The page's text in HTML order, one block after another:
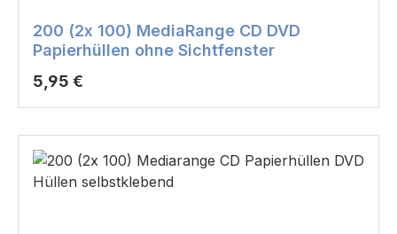
200 (2x 100) MediaRange CD DVD
Papierhüllen ohne Sichtfenster
Regulärer Preis:
5,95 €